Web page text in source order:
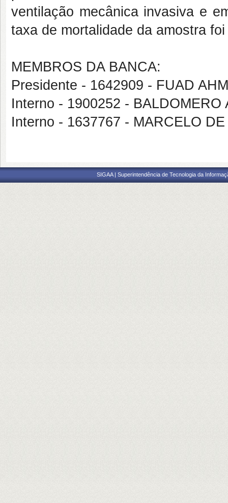
ventilação mecânica invasiva e
taxa de mortalidade da amostra
MEMBROS DA BANCA:
Presidente - 1642909 - FUAD
Interno - 1900252 - BALDOMERO
Interno - 1637767 - MARCELO
SIGAA | Superintendência de Tecnologia da